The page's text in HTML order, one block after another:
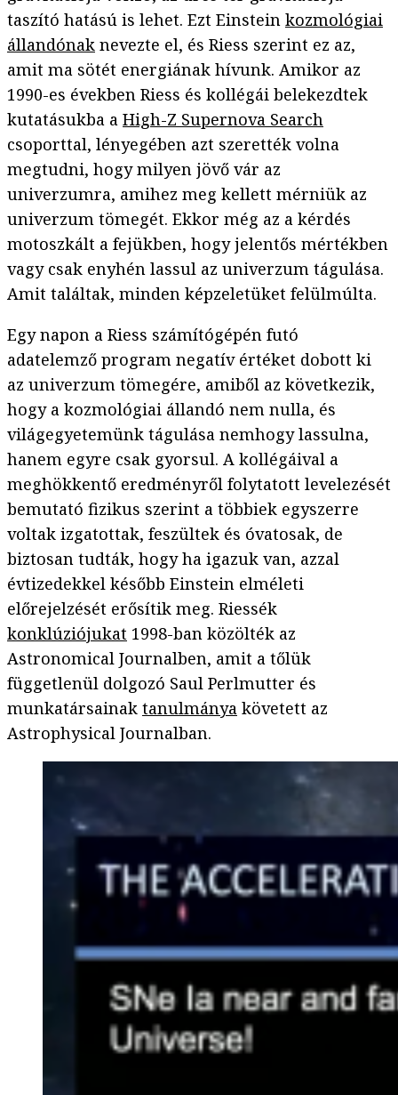
taszító hatású is lehet. Ezt Einstein kozmológiai
állandónak nevezte el, és Riess szerint ez az,
amit ma sötét energiának hívunk. Amikor az
1990-es években Riess és kollégái belekezdtek
kutatásukba a High-Z Supernova Search
csoporttal, lényegében azt szerették volna
megtudni, hogy milyen jövő vár az
univerzumra, amihez meg kellett mérniük az
univerzum tömegét. Ekkor még az a kérdés
motoszkált a fejükben, hogy jelentős mértékben
vagy csak enyhén lassul az univerzum tágulása.
Amit találtak, minden képzeletüket felülmúlta.
Egy napon a Riess számítógépén futó
adatelemző program negatív értéket dobott ki
az univerzum tömegére, amiből az következik,
hogy a kozmológiai állandó nem nulla, és
világegyetemünk tágulása nemhogy lassulna,
hanem egyre csak gyorsul. A kollégáival a
meghökkentő eredményről folytatott levelezését
bemutató fizikus szerint a többiek egyszerre
voltak izgatottak, feszültek és óvatosak, de
biztosan tudták, hogy ha igazuk van, azzal
évtizedekkel később Einstein elméleti
előrejelzését erősítik meg. Riessék
konklúziójukat 1998-ban közölték az
Astronomical Journalben, amit a tőlük
függetlenül dolgozó Saul Perlmutter és
munkatársainak tanulmánya követett az
Astrophysical Journalban.